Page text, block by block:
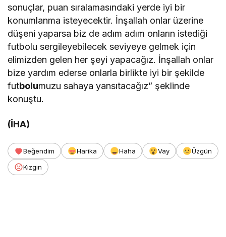
sonuçlar, puan sıralamasındaki yerde iyi bir
konumlanma isteyecektir. İnşallah onlar üzerine
düşeni yaparsa biz de adım adım onların istediği
futbolu sergileyebilecek seviyeye gelmek için
elimizden gelen her şeyi yapacağız. İnşallah onlar
bize yardım ederse onlarla birlikte iyi bir şekilde
futbolumuzu sahaya yansıtacağız” şeklinde
konuştu.
(İHA)
Beğendim Harika Haha Vay
Üzgün
Kızgın